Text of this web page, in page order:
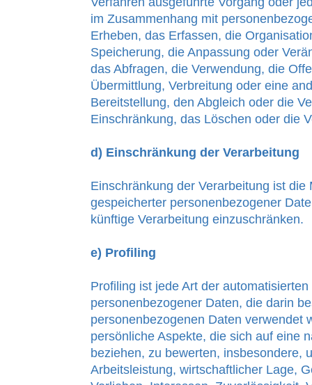
im Zusammenhang mit
Erheben, das Erfassen, die
Speicherung, die Anpassung oder
das Abfragen, die Verwendung, die
Übermittlung, Verbreitung oder eine
Bereitstellung, den Abgleich oder die
Einschränkung, das Löschen oder die
d) Einschränkung der Verarbeitung
Einschränkung der Verarbeitung ist die
gespeicherter personenbezogener
künftige Verarbeitung einzuschränken.
e) Profiling
Profiling ist jede Art der
personenbezogener Daten, die darin
personenbezogenen Daten verwendet
persönliche Aspekte, die sich auf eine
beziehen, zu bewerten, insbesondere,
Arbeitsleistung, wirtschaftlicher Lage,